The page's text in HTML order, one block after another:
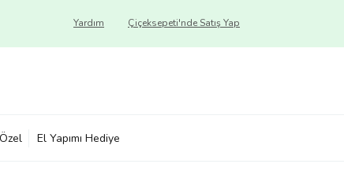
Çiçeksepeti'nde Satış Yap
Yardım
El Yapımı Hediye